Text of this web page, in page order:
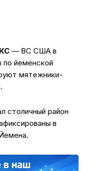
— ВС США в
по йеменской
мятежники-
столичный район
в